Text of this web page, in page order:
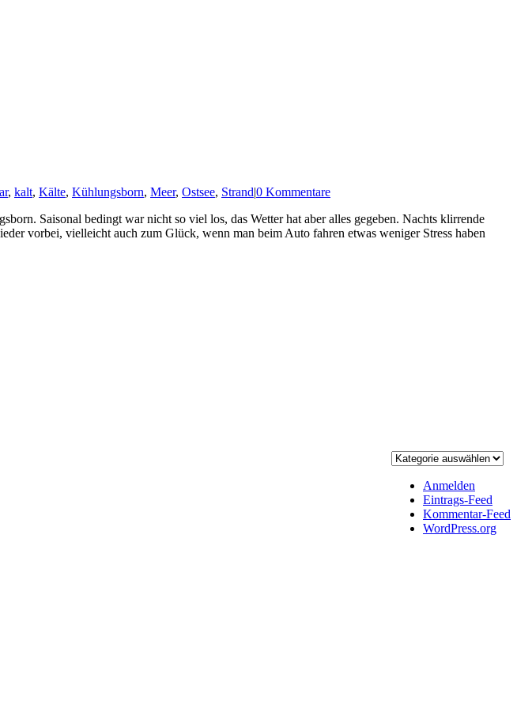
, kalt, Kälte, Kühlungsborn, Meer, Ostsee, Strand|0 Kommentare
Saisonal bedingt war nicht so viel los, das Wetter hat aber alles gegeben. Nachts klirrende
vorbei, vielleicht auch zum Glück, wenn man beim Auto fahren etwas weniger Stress haben
Anmelden
Eintrags-Feed
Kommentar-Feed
WordPress.org